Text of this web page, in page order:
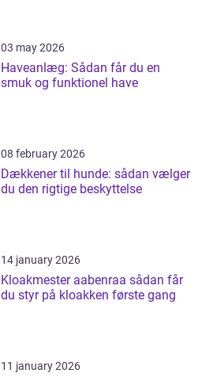
03 may 2026
Haveanlæg: Sådan får du en
smuk og funktionel have
08 february 2026
Dækkener til hunde: sådan vælger
du den rigtige beskyttelse
14 january 2026
Kloakmester aabenraa sådan får
du styr på kloakken første gang
11 january 2026